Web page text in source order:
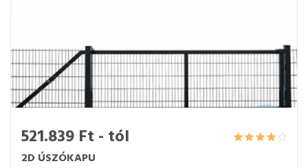
521.839 Ft - tól
2D ÚSZÓKAPU